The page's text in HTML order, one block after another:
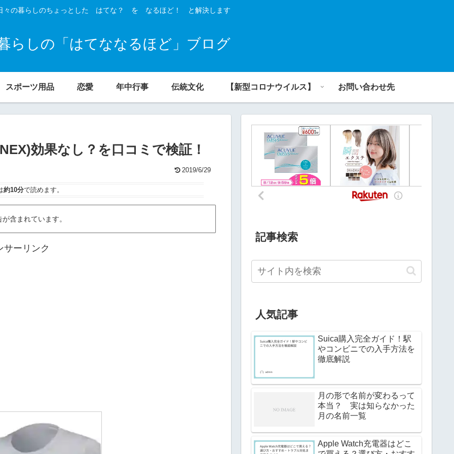
々の暮らしのちょっとした はてな？ を なるほど！ と解決します
らしの「はてななるほど」ブログ
スポーツ用品 恋愛 年中行事 伝統文化 【新型コロナウイルス】 お問い合わせ先
効果なし？を口コミで検証！
2019/6/29
約10分で読めます。
含まれています。
サーリンク
記事検索
人気記事
Suica購入完全ガイド！駅
やコンビニでの入手方法を
徹底解説
月の形で名前が変わるって
本当？ 実は知らなかった
月の名前一覧
Apple Watch充電器はどこ